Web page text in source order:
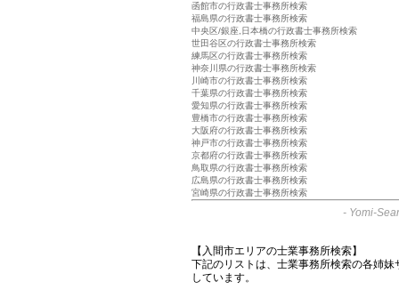
函館市の行政書士事務所検索
福島県の行政書士事務所検索
中央区/銀座,日本橋の行政書士事務所検索
世田谷区の行政書士事務所検索
練馬区の行政書士事務所検索
神奈川県の行政書士事務所検索
川崎市の行政書士事務所検索
千葉県の行政書士事務所検索
愛知県の行政書士事務所検索
豊橋市の行政書士事務所検索
大阪府の行政書士事務所検索
神戸市の行政書士事務所検索
京都府の行政書士事務所検索
鳥取県の行政書士事務所検索
広島県の行政書士事務所検索
宮崎県の行政書士事務所検索
- Yomi-
【入間市エリアの士業事務所検索】
下記のリストは、士業事務所検索の各姉
しています。